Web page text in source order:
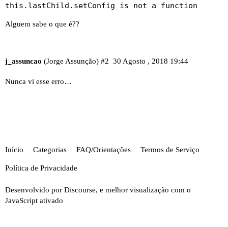
this.lastChild.setConfig is not a function
Alguem sabe o que é??
j_assuncao (Jorge Assunção) 30 Agosto , 2018 19:44
#2
Nunca vi esse erro…
Início Categorias FAQ/Orientações Termos de Serviço
Política de Privacidade
Desenvolvido por Discourse, e melhor visualização com o
JavaScript ativado